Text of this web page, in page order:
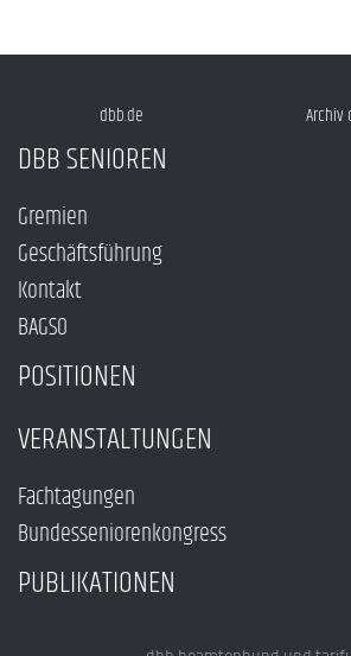
dbb.de Archiv
DBB SENIOREN
Gremien
Geschäftsführung
Kontakt
BAGSO
POSITIONEN
VERANSTALTUNGEN
Fachtagungen
Bundesseniorenkongress
PUBLIKATIONEN